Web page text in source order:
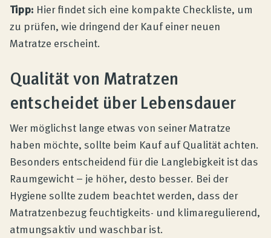
Tipp: Hier findet sich eine kompakte Checkliste, um
zu prüfen, wie dringend der Kauf einer neuen
Matratze erscheint.
Qualität von Matratzen
entscheidet über Lebensdauer
Wer möglichst lange etwas von seiner Matratze
haben möchte, sollte beim Kauf auf Qualität achten.
Besonders entscheidend für die Langlebigkeit ist das
Raumgewicht – je höher, desto besser. Bei der
Hygiene sollte zudem beachtet werden, dass der
Matratzenbezug feuchtigkeits- und klimaregulierend,
atmungsaktiv und waschbar ist.